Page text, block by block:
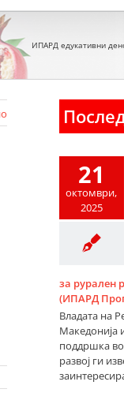
ИПАРД едукативни
21
октомври,
2025
за рурален
(ИПАРД
Владата на
Македонија
поддршка во
развој ги